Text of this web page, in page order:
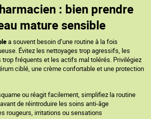
: bien prendre
mature sensible
a souvent besoin d’une routine à la fois
Évitez les nettoyages trop agressifs, les
fréquents et les actifs mal tolérés. Privilégiez
ciblé, une crème confortable et une protection
ou réagit facilement, simplifiez la routine
de réintroduire les soins anti-âge
rougeurs, irritations ou sensations